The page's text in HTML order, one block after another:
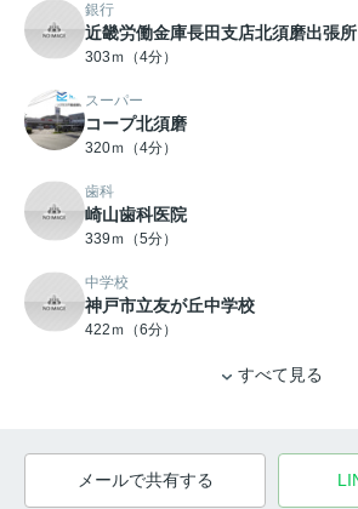
銀行
近畿労働金庫長田支店北須磨出張所
303ｍ（4分）
スーパー
コープ北須磨
320ｍ（4分）
歯科
崎山歯科医院
339ｍ（5分）
中学校
神戸市立友が丘中学校
422ｍ（6分）
すべて見る
メールで共有する